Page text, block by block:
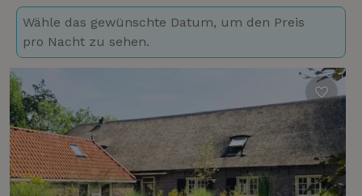
Wähle das gewünschte Datum, um den Preis
pro Nacht zu sehen.